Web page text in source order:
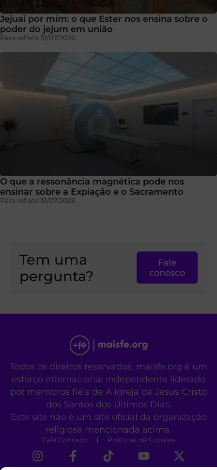
Jejuai por mim: o que Ester nos ensina sobre o
poder do jejum em união
Para refletir31/07/2026
O que a ressonância magnética pode nos
ensinar sobre a Expiação e o Sacramento
Para refletir31/07/2026
Tem uma
pergunta?
Fale
conosco
Todos os direitos reservados. maisfe.org é um
esforço internacional independente liderado
por membros fiéis de A Igreja de Jesus Cristo
dos Santos dos Últimos Dias.
Este site não é um site oficial da organização
religiosa mencionada acima.
Fale Conosco Políticas de Cookies